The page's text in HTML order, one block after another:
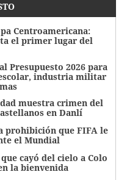
Centroamericana:
el primer lugar del
Presupuesto 2026 para
industria militar
muestra crimen del
en Danlí
prohibición que FIFA le
el Mundial
cayó del cielo a Colo
la bienvenida